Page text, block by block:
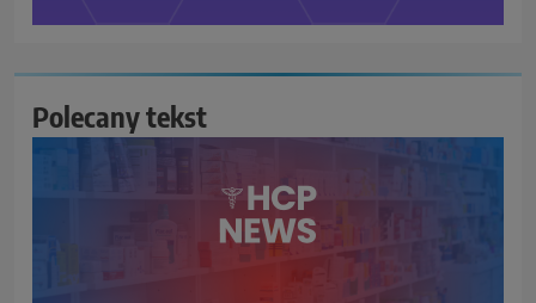
Polecany tekst